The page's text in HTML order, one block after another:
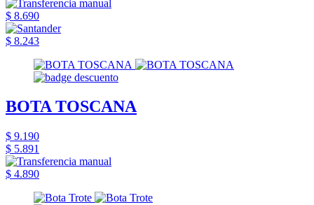
$ 8.690
$ 8.243
BOTA TOSCANA
$ 9.190
$ 5.891
$ 4.890